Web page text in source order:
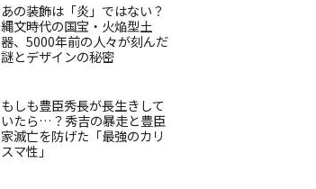
あの装飾は「炎」ではない？
縄文時代の国宝・火焔型土
器、5000年前の人々が刻んだ
謎とデザインの秘密
もしも豊臣秀長が長生きして
いたら…？秀吉の暴走と豊臣
家滅亡を防げた「最強のカリ
スマ性」